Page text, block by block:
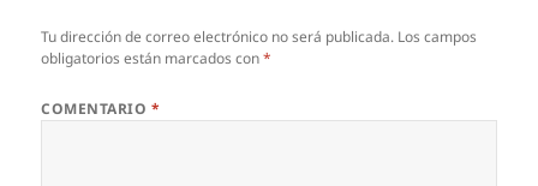
Tu dirección de correo electrónico no será publicada. Los campos
obligatorios están marcados con*
COMENTARIO *